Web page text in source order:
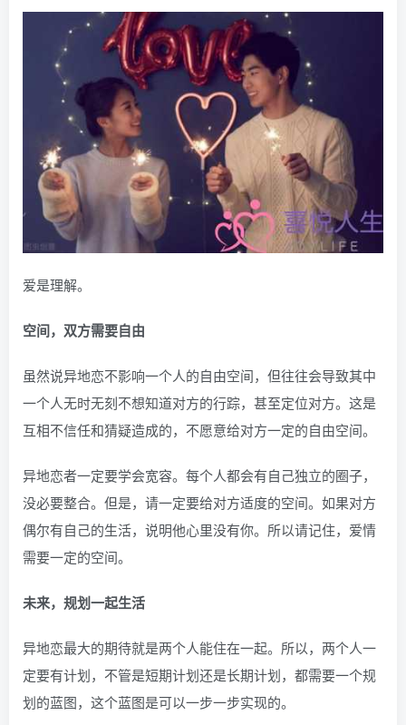
爱是理解。
空间，双方需要自由
虽然说异地恋不影响一个人的自由空间，但往往会导致其中
一个人无时无刻不想知道对方的行踪，甚至定位对方。这是
互相不信任和猜疑造成的，不愿意给对方一定的自由空间。
异地恋者一定要学会宽容。每个人都会有自己独立的圈子，
没必要整合。但是，请一定要给对方适度的空间。如果对方
偶尔有自己的生活，说明他心里没有你。所以请记住，爱情
需要一定的空间。
未来，规划一起生活
异地恋最大的期待就是两个人能住在一起。所以，两个人一
定要有计划，不管是短期计划还是长期计划，都需要一个规
划的蓝图，这个蓝图是可以一步一步实现的。